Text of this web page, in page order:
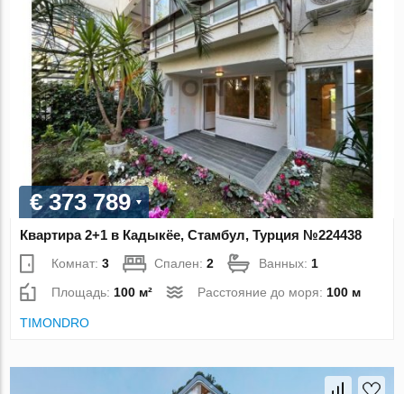
€ 373 789
Квартира 2+1 в Кадыкёе, Стамбул, Турция №224438
Комнат:3 Спален:2 Ванных: 1
Площадь: 100 м² Расстояние до моря: 100 м
TIMONDRO